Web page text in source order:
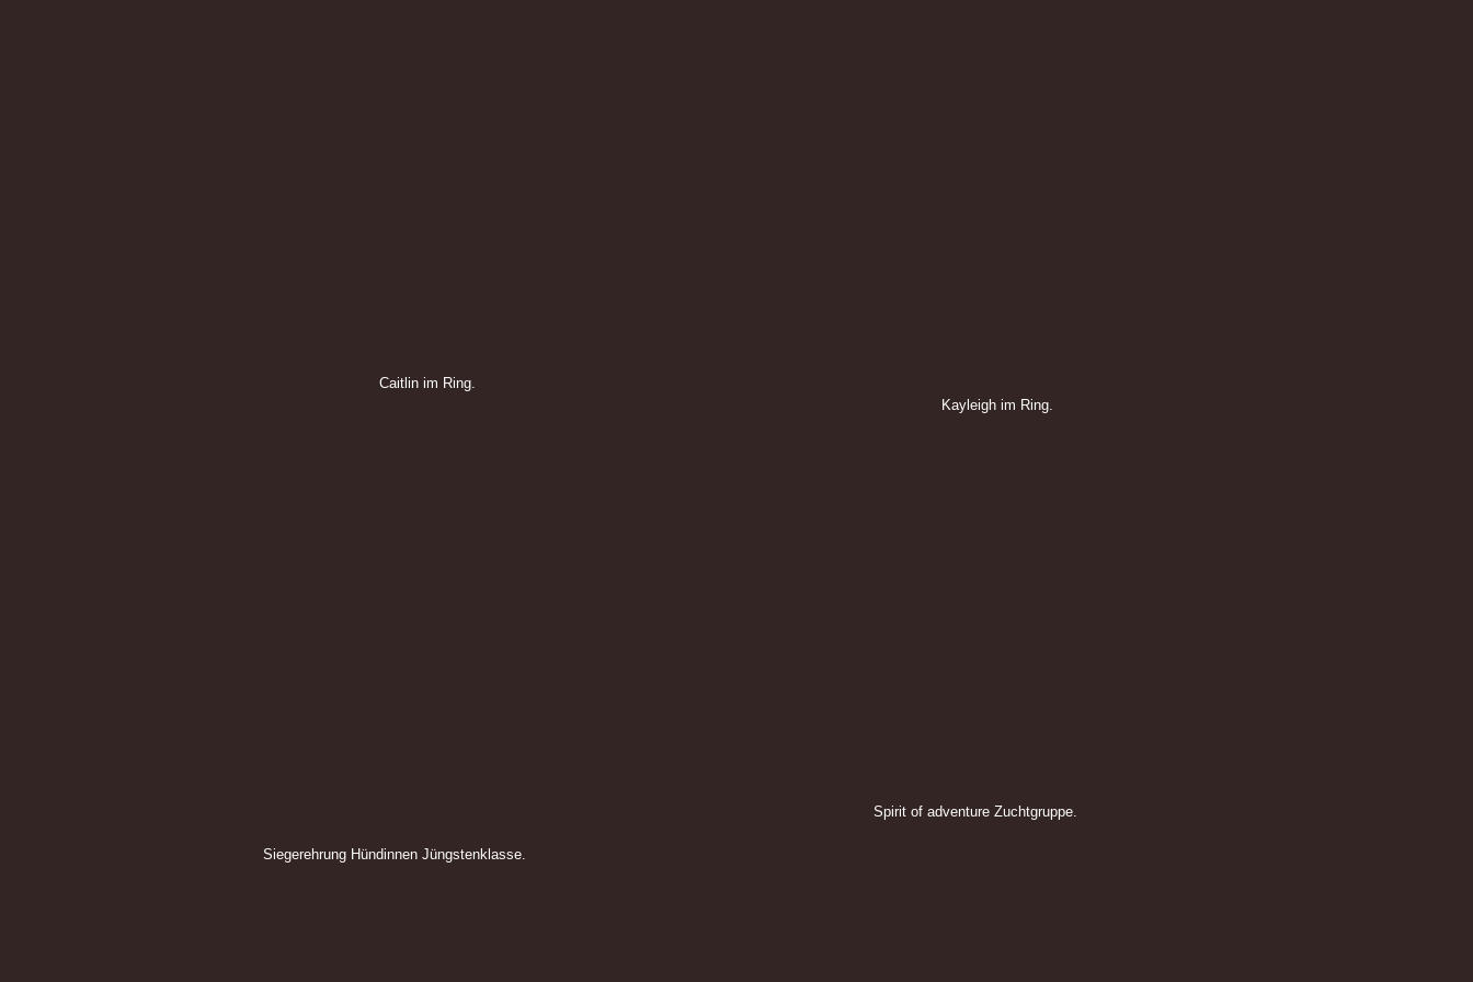
Caitlin im Ring.
Siegerehrung Hündinnen Jüngstenklasse.
Kayleigh im Ring.
Spirit of adventure Zuchtgruppe.